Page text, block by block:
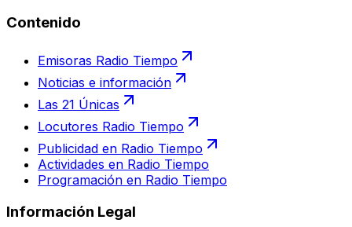
Contenido
Emisoras Radio Tiempo
Noticias e información
Las 21 Únicas
Locutores Radio Tiempo
Publicidad en Radio Tiempo
Actividades en Radio Tiempo
Programación en Radio Tiempo
Información Legal